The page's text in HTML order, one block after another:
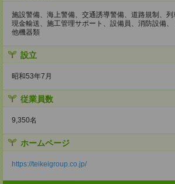
施設警備、海上警備、交通誘導警備、道路規制、列
現金輸送、施工管理サポート、設備員、消防設備
他機器類
設立
昭和53年7月
従業員数
9,350名
ホームページ
https://teikeigroup.co.jp/